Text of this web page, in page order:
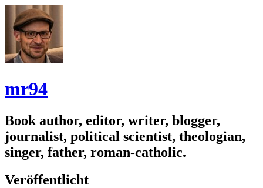
mr94
Book author, editor, writer, blogger,
journalist, political scientist, theologian,
singer, father, roman-catholic.
Veröffentlicht